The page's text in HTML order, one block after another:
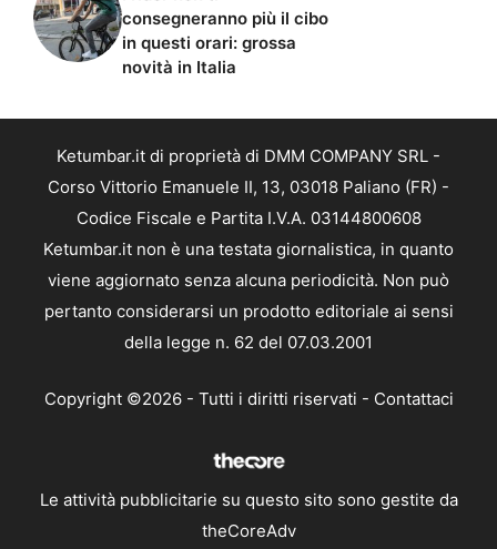
consegneranno più il cibo
in questi orari: grossa
novità in Italia
Ketumbar.it di proprietà di DMM COMPANY SRL -
Corso Vittorio Emanuele II, 13, 03018 Paliano (FR) -
Codice Fiscale e Partita I.V.A. 03144800608
Ketumbar.it non è una testata giornalistica, in quanto
viene aggiornato senza alcuna periodicità. Non può
pertanto considerarsi un prodotto editoriale ai sensi
della legge n. 62 del 07.03.2001
Copyright ©2026 - Tutti i diritti riservati - Contattaci
Le attività pubblicitarie su questo sito sono gestite da
theCoreAdv